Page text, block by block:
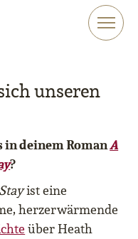
unseren
in deinem RomanA
?
ist eine
herzerwärmende
über Heath